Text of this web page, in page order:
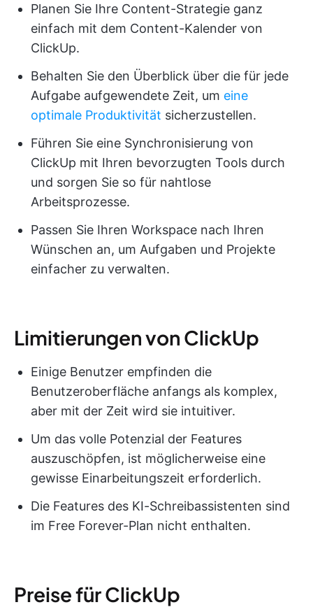
Planen Sie Ihre Content-Strategie ganz
einfach mit dem Content-Kalender von
ClickUp.
Behalten Sie den Überblick über die für jede
Aufgabe aufgewendete Zeit, um eine
optimale Produktivität sicherzustellen.
Führen Sie eine Synchronisierung von
ClickUp mit Ihren bevorzugten Tools durch
und sorgen Sie so für nahtlose
Arbeitsprozesse.
Passen Sie Ihren Workspace nach Ihren
Wünschen an, um Aufgaben und Projekte
einfacher zu verwalten.
Limitierungen von ClickUp
Einige Benutzer empfinden die
Benutzeroberfläche anfangs als komplex,
aber mit der Zeit wird sie intuitiver.
Um das volle Potenzial der Features
auszuschöpfen, ist möglicherweise eine
gewisse Einarbeitungszeit erforderlich.
Die Features des KI-Schreibassistenten sind
im Free Forever-Plan nicht enthalten.
Preise für ClickUp